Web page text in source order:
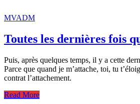
MVADM
Toutes les dernières fois
Puis, après quelques temps, il y a cette
Parce que quand je m’attache, toi, tu
contrat l’attachement.
Read More